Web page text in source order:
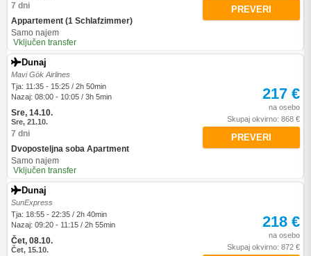
7 dni
Appartement (1 Schlafzimmer)
Samo najem
Vključen transfer
PREVERI
Dunaj
Mavi Gök Airlines
Tja: 11:35 - 15:25 / 2h 50min
Nazaj: 08:00 - 10:05 / 3h 5min
Sre, 14.10.
Sre, 21.10.
7 dni
Dvoposteljna soba Apartment
Samo najem
Vključen transfer
217 €
na osebo
Skupaj okvirno: 868 €
PREVERI
Dunaj
SunExpress
Tja: 18:55 - 22:35 / 2h 40min
Nazaj: 09:20 - 11:15 / 2h 55min
Čet, 08.10.
Čet, 15.10.
218 €
na osebo
Skupaj okvirno: 872 €